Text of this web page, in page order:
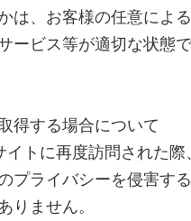
、お客様の任意による
ービス等が適切な状態
得する場合について
トに再度訪問された
プライバシーを侵害す
りません。